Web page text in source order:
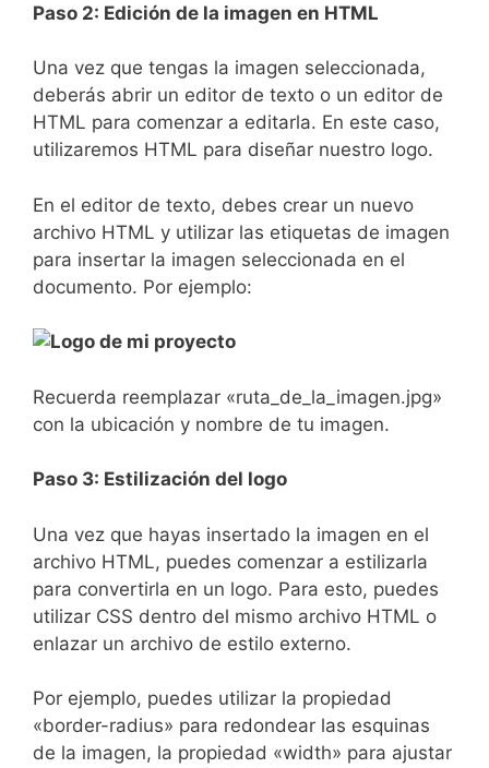
Paso 2: Edición de la imagen en HTML
Una​ vez que tengas la imagen seleccionada,
deberás abrir‌ un editor de texto o un editor de
HTML para comenzar a editarla.‌ En‍ este caso,
utilizaremos HTML para diseñar nuestro logo.
En el editor⁢ de texto, debes crear un nuevo
⁣archivo HTML‌ y utilizar las etiquetas de imagen
para ⁢insertar la imagen ​seleccionada en el
documento. Por ejemplo:
Recuerda reemplazar «ruta_de_la_imagen.jpg»
con la ubicación y nombre de tu imagen.
Paso 3: Estilización ‌del‌ logo
Una vez‌ que hayas‌ insertado la imagen en el
archivo ⁢HTML, puedes comenzar a estilizarla ​
para convertirla en un logo. Para esto, ⁤puedes⁤
utilizar CSS dentro del mismo archivo HTML o
enlazar un archivo de estilo​ externo.
Por ejemplo, puedes ‍utilizar la propiedad
«border-radius» para⁢ redondear ⁢las esquinas
de la imagen, la propiedad «width» para ajustar